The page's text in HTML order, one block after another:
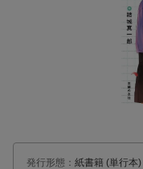
発行形態 ： 紙書籍 (単行本)